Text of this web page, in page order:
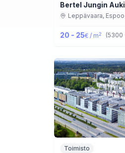
Bertel Jungin
Leppävaara, Espoo
20 - 25€ / m2 (5300
Toimisto